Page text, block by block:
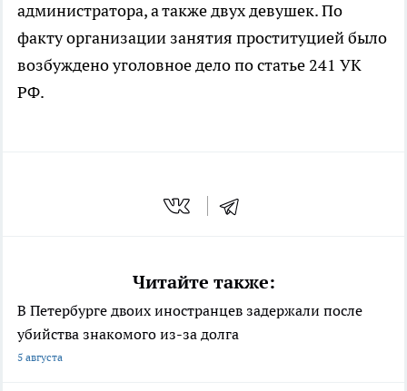
администратора, а также двух девушек. По
факту организации занятия проституцией было
возбуждено уголовное дело по статье 241 УК
РФ.
Читайте также:
В Петербурге двоих иностранцев задержали после
убийства знакомого из-за долга
5 августа